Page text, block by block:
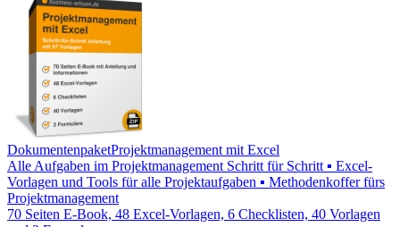
DokumentenpaketProjektmanagement mit Excel
Alle Aufgaben im Projektmanagement Schritt für Schritt ▪ Excel-
Vorlagen und Tools für alle Projektaufgaben ▪ Methodenkoffer fürs
Projektmanagement
70 Seiten E-Book, 48 Excel-Vorlagen, 6 Checklisten, 40 Vorlagen